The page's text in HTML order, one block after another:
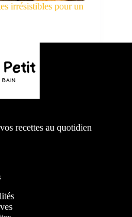
irrésistibles pour un
recettes au quotidien